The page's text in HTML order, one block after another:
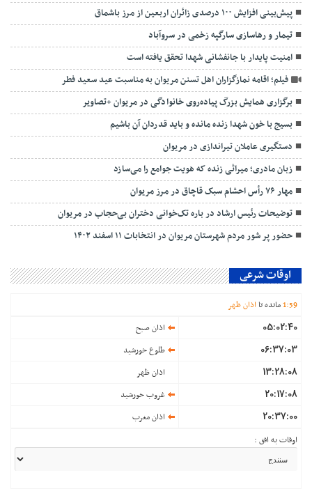
پیش‌بینی افزایش ۱۰۰ درصدی زائران اربعین از مرز باشماق
تیمار و رهاسازی سارگپه زخمی در سروآباد
امنیت پایدار با جانفشانی شهدا تحقق یافته است
فیلم؛ اقامه نمازگزاران اهل تسنن مریوان به مناسبت عید سعید فطر
برگزاری همایش بزرگ پیاده‌روی خانوادگی در مریوان +تصاویر
بسیج با خون شهدا زنده مانده و باید قدردان آن باشیم
دستگیری عاملان تیراندازی در مریوان
زبان مادری؛ میراثی زنده که هویت جوامع را می‌سازد
مهار ۷۶ رأس احشام سبک قاچاق در مرز مریوان
توضیحات رئیس ارشاد در باره تک‌خوانی دختران بی‌حجاب در مریوان
حضور پر شور مردم شهرستان مریوان در انتخابات ۱۱ اسفند ۱۴۰۲
اوقات شرعی
1:59 مانده تا اذان ظهر
05:02:40 اذان صبح
06:37:03 طلوع خورشید
13:28:08 اذان ظهر
20:17:08 غروب خورشید
20:37:00
اذان مغرب
اوقات به افق :